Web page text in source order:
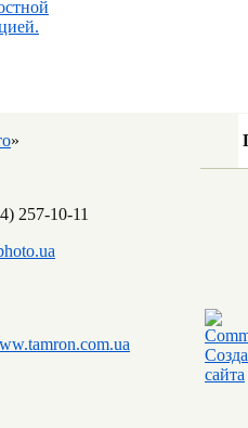
»
257-10-11